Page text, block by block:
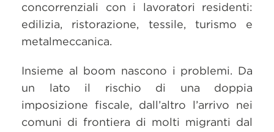
concorrenziali con i lavoratori residenti:
edilizia, ristorazione, tessile, turismo e
metalmeccanica.
Insieme al boom nascono i problemi. Da
un lato il rischio di una doppia
imposizione fiscale, dall’altro l’arrivo nei
comuni di frontiera di molti migranti dal